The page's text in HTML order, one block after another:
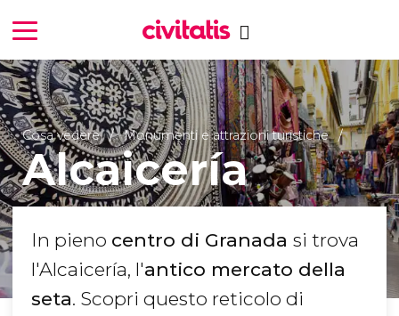
Cosa vedere Monumenti e attrazioni turistiche
Alcaicería
In pieno centro di Granada si trova
l'Alcaicería, l'antico mercato della
seta. Scopri questo reticolo di